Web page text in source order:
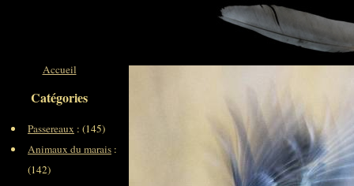
Accueil
Catégories
Passereaux : (145)
Animaux du marais :
(142)